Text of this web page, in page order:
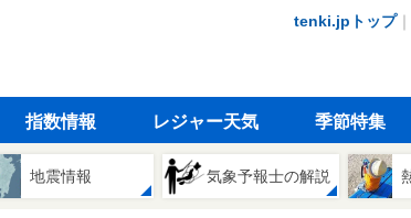
tenki.jpトップ｜
指数情報 レジャー天気 季節特集
地震情報 気象予報士の解説